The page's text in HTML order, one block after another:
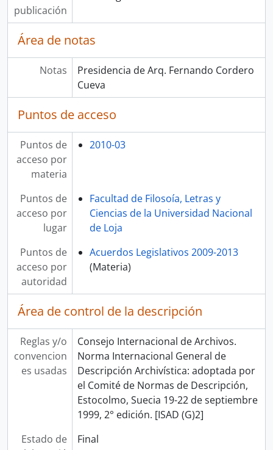
publicación
Área de notas
Notas
Presidencia de Arq. Fernando Cordero
Cueva
Puntos de acceso
Puntos de
acceso por
materia
2010-03
Puntos de
acceso por
lugar
Facultad de Filosoía, Letras y
Ciencias de la Universidad Nacional
de Loja
Puntos de
acceso por
autoridad
Acuerdos Legislativos 2009-2013
(Materia)
Área de control de la descripción
Reglas y/o
convencion
es usadas
Consejo Internacional de Archivos.
Norma Internacional General de
Descripción Archivística: adoptada por
el Comité de Normas de Descripción,
Estocolmo, Suecia 19-22 de septiembre
1999, 2° edición. [ISAD (G)2]
Estado de
Final